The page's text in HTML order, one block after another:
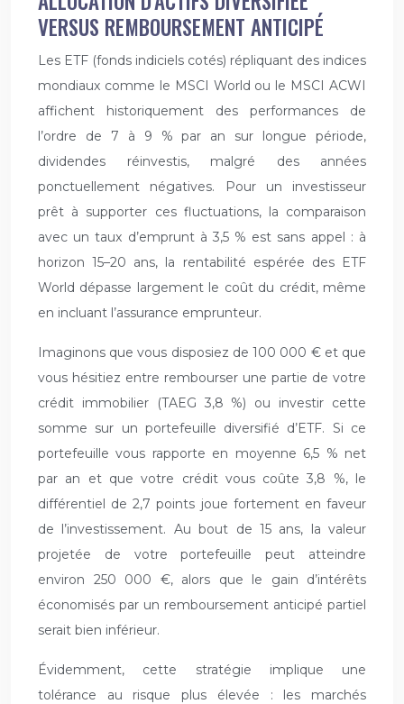
VERSUS REMBOURSEMENT ANTICIPÉ
Les ETF (fonds indiciels cotés) répliquant des indices
mondiaux comme le MSCI World ou le MSCI ACWI
affichent historiquement des performances de
l’ordre de 7 à 9 % par an sur longue période,
dividendes réinvestis, malgré des années
ponctuellement négatives. Pour un investisseur
prêt à supporter ces fluctuations, la comparaison
avec un taux d’emprunt à 3,5 % est sans appel : à
horizon 15–20 ans, la rentabilité espérée des ETF
World dépasse largement le coût du crédit, même
en incluant l’assurance emprunteur.
Imaginons que vous disposiez de 100 000 € et que
vous hésitiez entre rembourser une partie de votre
crédit immobilier (TAEG 3,8 %) ou investir cette
somme sur un portefeuille diversifié d’ETF. Si ce
portefeuille vous rapporte en moyenne 6,5 % net
par an et que votre crédit vous coûte 3,8 %, le
différentiel de 2,7 points joue fortement en faveur
de l’investissement. Au bout de 15 ans, la valeur
projetée de votre portefeuille peut atteindre
environ 250 000 €, alors que le gain d’intérêts
économisés par un remboursement anticipé partiel
serait bien inférieur.
Évidemment, cette stratégie implique une
tolérance au risque plus élevée : les marchés